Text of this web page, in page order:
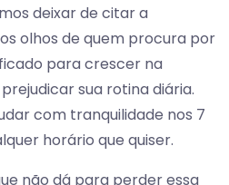
deixar de citar a
olhos de quem procura por
para crescer na
sua rotina diária.
com tranquilidade nos 7
horário que quiser.
não dá para perder essa